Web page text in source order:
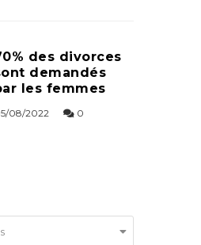
des divorces
demandés
les femmes
08/2022 0